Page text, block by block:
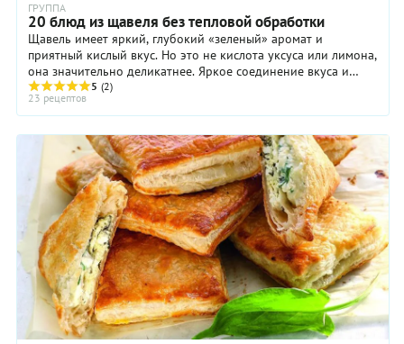
ГРУППА
20 блюд из щавеля без тепловой обработки
Щавель имеет яркий, глубокий «зеленый» аромат и
приятный кислый вкус. Но это не кислота уксуса или лимона,
она значительно деликатнее. Яркое соединение вкуса и
аромата в один прекрасный момент вывело ...
5 (2)
23 рецептов